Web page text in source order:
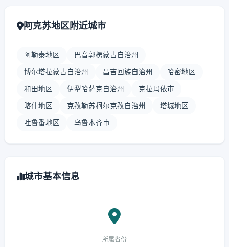
阿克苏地区附近城市
阿勒泰地区 巴音郭楞蒙古自治州
博尔塔拉蒙古自治州 昌吉回族自治州 哈密地区
和田地区 伊犁哈萨克自治州 克拉玛依市
喀什地区 克孜勒苏柯尔克孜自治州 塔城地区
吐鲁番地区 乌鲁木齐市
城市基本信息
所属省份